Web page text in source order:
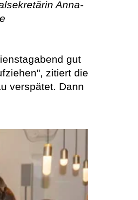
Anna-
gut
zitiert die
verspätet. Dann